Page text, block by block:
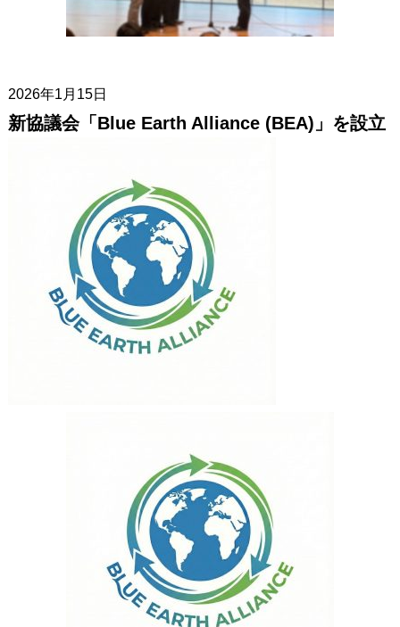
2026年1月15日
新協議会「Blue Earth Alliance (BEA)」を設立